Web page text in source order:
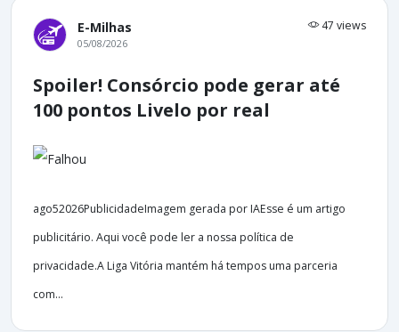
E-Milhas 47 views
05/08/2026
Spoiler! Consórcio pode gerar até
100 pontos Livelo por real
ago52026PublicidadeImagem gerada por IAEsse é um artigo
publicitário. Aqui você pode ler a nossa política de
privacidade.A Liga Vitória mantém há tempos uma parceria
com...